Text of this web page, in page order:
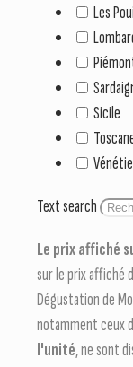
Les
Sicile
Vénétie
Text search
Le prix affiché
sur le prix affiché
Dégustation de
notamment ceux
l'unité, ne sont